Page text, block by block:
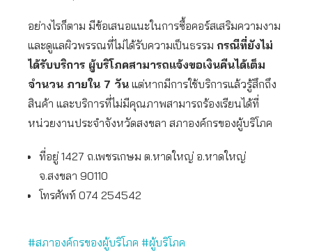
อย่างไรก็ตาม มีข้อเสนอแนะในการซื้อคอร์สเสริมความงาม
และดูแลผิวพรรณที่ไม่ได้รับความเป็นธรรม กรณีที่ยังไม่
ได้รับบริการ ผู้บริโภคสามารถแจ้งขอเงินคืนได้เต็ม
จำนวน ภายใน 7 วัน แต่หากมีการใช้บริการแล้วรู้สึกถึง
สินค้า และบริการที่ไม่มีคุณภาพสามารถร้องเรียนได้ที่
หน่วยงานประจำจังหวัดสงขลา สภาองค์กรของผู้บริโภค
ที่อยู่ 1427 ถ.เพชรเกษม ต.หาดใหญ่ อ.หาดใหญ่
จ.สงขลา 90110
โทรศัพท์ 074 254542
#สภาองค์กรของผู้บริโภค #ผู้บริโภค